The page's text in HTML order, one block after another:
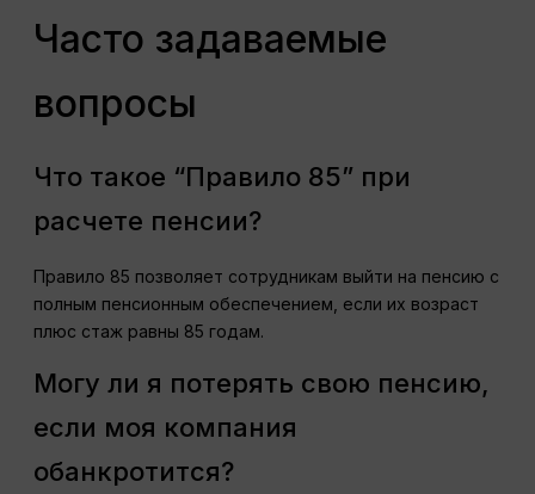
Часто задаваемые
вопросы
Что такое “Правило 85” при
расчете пенсии?
Правило 85 позволяет сотрудникам выйти на пенсию с
полным пенсионным обеспечением, если их возраст
плюс стаж равны 85 годам.
Могу ли я потерять свою пенсию,
если моя компания
обанкротится?